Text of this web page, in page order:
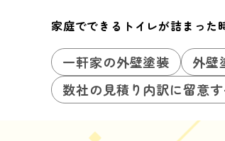
家庭でできるトイレが詰まった
一軒家の外壁塗装 外壁
数社の見積り内訳に留意